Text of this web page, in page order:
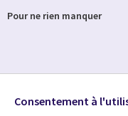
Pour ne rien manquer
Consentement à